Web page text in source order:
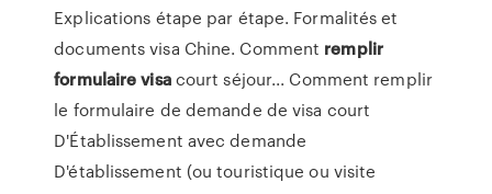
Explications étape par étape. Formalités et
documents visa Chine. Comment remplir
formulaire visacourt séjour... Comment remplir
le formulaire de demande de visa court
D'Établissement avec demande
D'établissement (ou touristique ou visite